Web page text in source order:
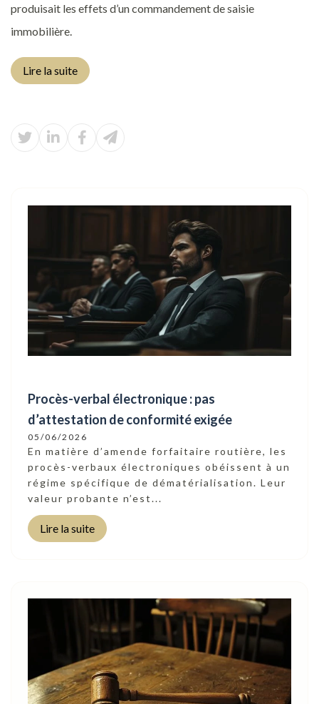
produisait les effets d’un commandement de saisie
immobilière.
Lire la suite
Procès-verbal électronique : pas
d’attestation de conformité exigée
05/06/2026
En matière d’amende forfaitaire routière, les
procès-verbaux électroniques obéissent à un
régime spécifique de dématérialisation. Leur
valeur probante n’est...
Lire la suite